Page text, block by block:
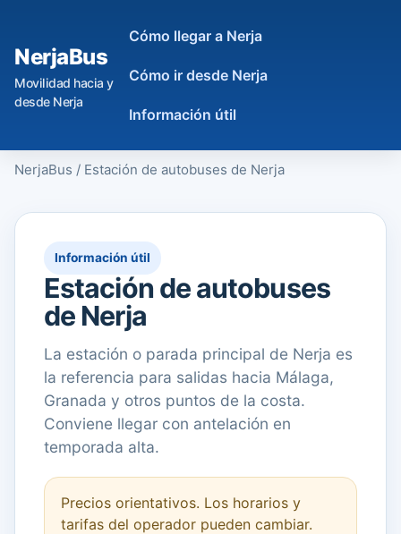
NerjaBus
Movilidad hacia y
desde Nerja
Cómo llegar a Nerja
Cómo ir desde Nerja
Información útil
NerjaBus / Estación de autobuses de Nerja
Información útil
Estación de autobuses
de Nerja
La estación o parada principal de Nerja es
la referencia para salidas hacia Málaga,
Granada y otros puntos de la costa.
Conviene llegar con antelación en
temporada alta.
Precios orientativos. Los horarios y
tarifas del operador pueden cambiar.